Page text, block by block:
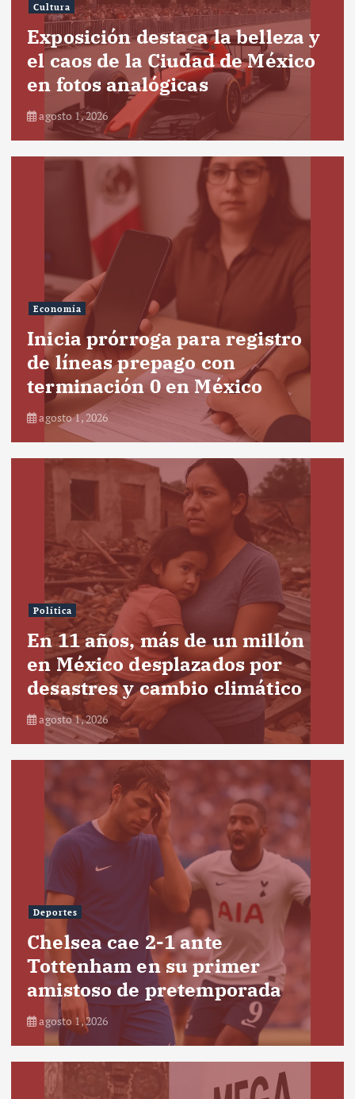
Cultura
Exposición destaca la belleza y
el caos de la Ciudad de México
en fotos analógicas
agosto 1, 2026
Economía
Inicia prórroga para registro
de líneas prepago con
terminación 0 en México
agosto 1, 2026
Política
En 11 años, más de un millón
en México desplazados por
desastres y cambio climático
agosto 1, 2026
Deportes
Chelsea cae 2-1 ante
Tottenham en su primer
amistoso de pretemporada
agosto 1, 2026